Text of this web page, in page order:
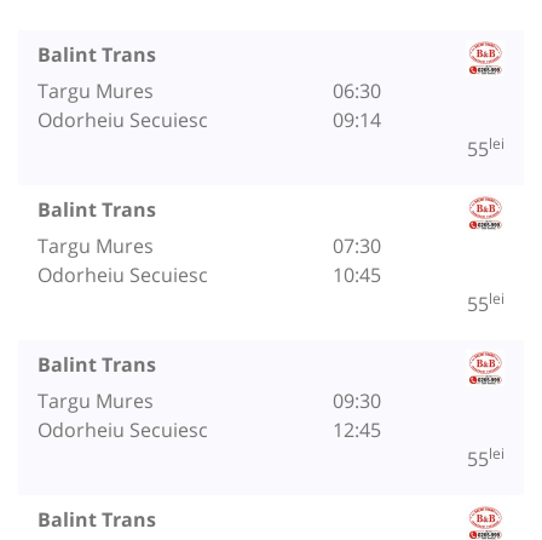
Balint Trans
Targu Mures
Odorheiu Secuiesc
06:30
09:14
55lei
Balint Trans
Targu Mures
Odorheiu Secuiesc
07:30
10:45
55lei
Balint Trans
Targu Mures
Odorheiu Secuiesc
09:30
12:45
55lei
Balint Trans